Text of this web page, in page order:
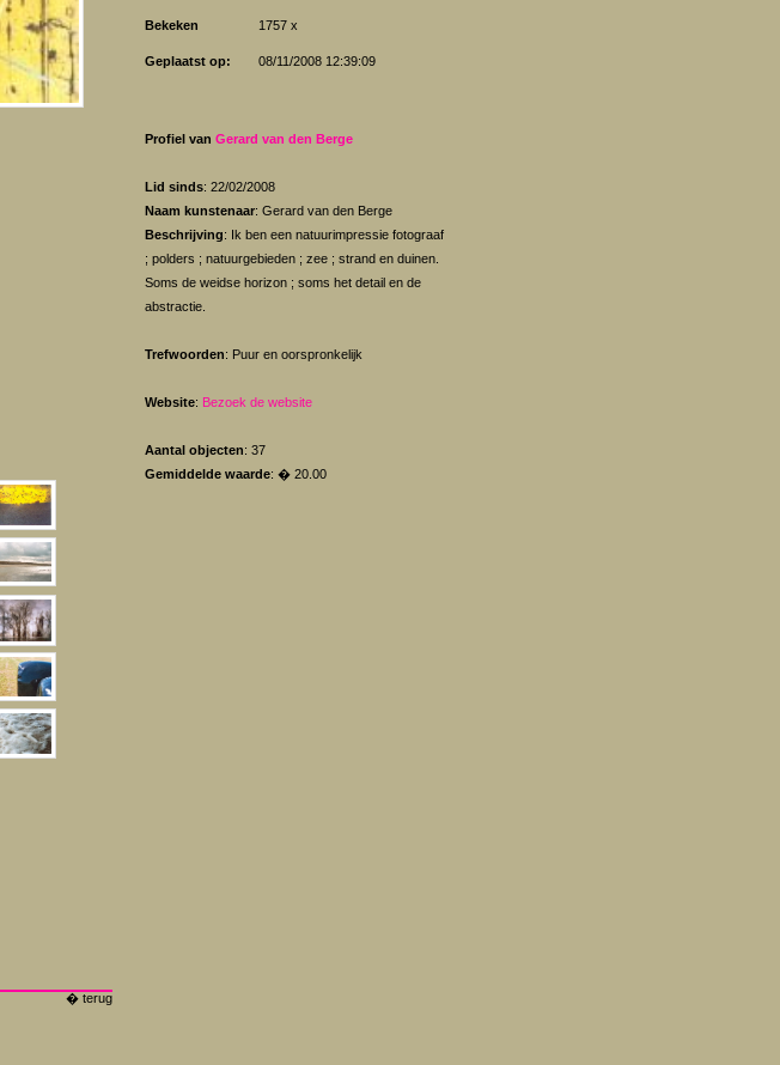
� terug
Bekeken 1757 x
Geplaatst op: 08/11/2008 12:39:09
Profiel van Gerard van den Berge
Lid sinds: 22/02/2008
Naam kunstenaar: Gerard van den Berge
Beschrijving: Ik ben een natuurimpressie fotograaf
; polders ; natuurgebieden ; zee ; strand en duinen.
Soms de weidse horizon ; soms het detail en de
abstractie.
Trefwoorden: Puur en oorspronkelijk
Website: Bezoek de website
Aantal objecten: 37
Gemiddelde waarde: � 20.00